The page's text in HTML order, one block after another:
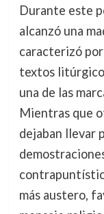
Durante este
alcanzó una
caracterizó
textos
una de las
Mientras que
dejaban llevar
más austero,